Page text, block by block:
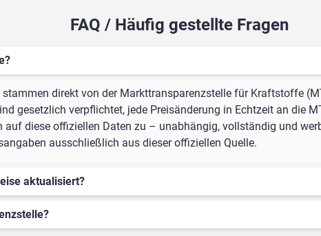
FAQ / Häufig gestellte Fragen
stammen direkt von der Markttransparenzstelle für Kraftstoffe
gesetzlich verpflichtet, jede Preisänderung in Echtzeit an die
auf diese offiziellen Daten zu – unabhängig, vollständig und
ausschließlich aus dieser offiziellen Quelle.
aktualisiert?